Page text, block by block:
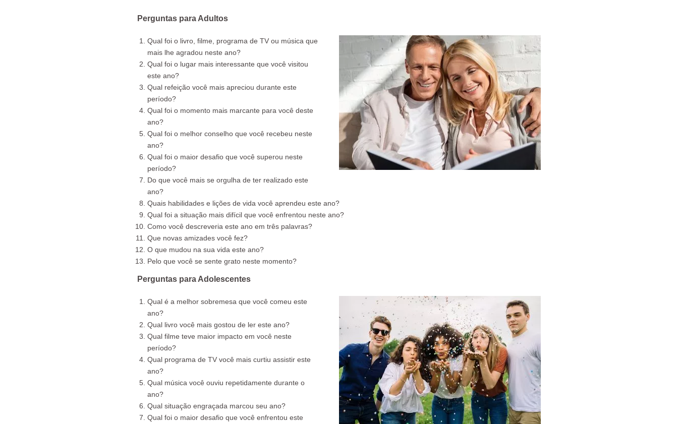
Perguntas para Adultos
Qual foi o livro, filme, programa de TV ou música que
mais lhe agradou neste ano?
Qual foi o lugar mais interessante que você visitou
este ano?
Qual refeição você mais apreciou durante este
período?
Qual foi o momento mais marcante para você deste
ano?
Qual foi o melhor conselho que você recebeu neste
ano?​
Qual foi o maior desafio que você superou neste
período?
Do que você mais se orgulha de ter realizado este
ano?
Quais habilidades e lições de vida você aprendeu este ano?
Qual foi a situação mais difícil que você enfrentou neste ano?
Como você descreveria este ano em três palavras?
Que novas amizades você fez?
O que mudou na sua vida este ano?
Pelo que você se sente grato neste momento?
Perguntas para Adolescentes
Qual é a melhor sobremesa que você comeu este
ano?
Qual livro você mais gostou de ler este ano?
Qual filme teve maior impacto em você neste
período?
Qual programa de TV você mais curtiu assistir este
ano?
Qual música você ouviu repetidamente durante o
ano?
Qual situação engraçada marcou seu ano?
Qual foi o maior desafio que você enfrentou este